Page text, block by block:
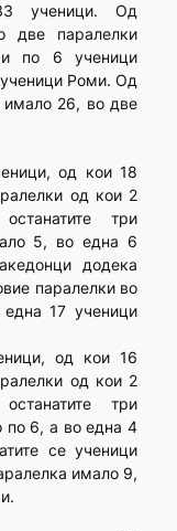
ученици. Од
две паралелки
по 6 ученици
Роми. Од
имало 26, во две
од кои 18
од кои 2
три
5, во една 6
додека
паралелки во
17 ученици
од кои 16
од кои 2
три
по 6, а во една 4
се ученици
имало 9,